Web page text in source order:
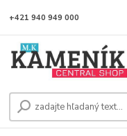
+421 940 949 000